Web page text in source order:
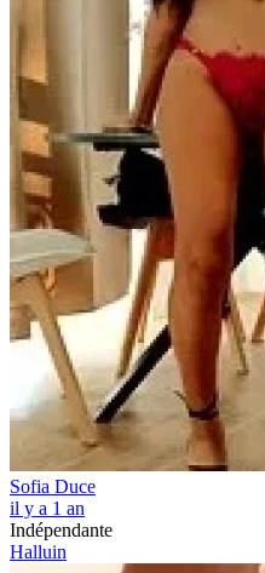
Sofia Duce
il y a 1 an
Indépendante
Halluin